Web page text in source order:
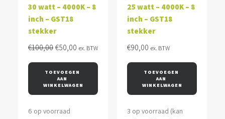
30 watt – 4000K – 8
inch – GST18
stekker
€100,00 Oorspronkelijke
was:
€100,00.
€50,00 Huidige
is:
€50,00.
ex. BTW
TOEVOEGEN
AAN
WINKELWAGEN
6 op voorraad
25 watt – 4000K – 8
inch – GST18
stekker
€90,00 ex. BTW
TOEVOEGEN
AAN
WINKELWAGEN
3 op voorraad (kan